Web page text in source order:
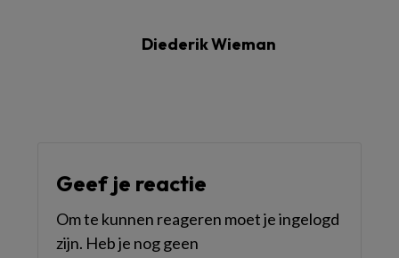
Diederik Wieman
Geef je reactie
Om te kunnen reageren moet je ingelogd
zijn. Heb je nog geen